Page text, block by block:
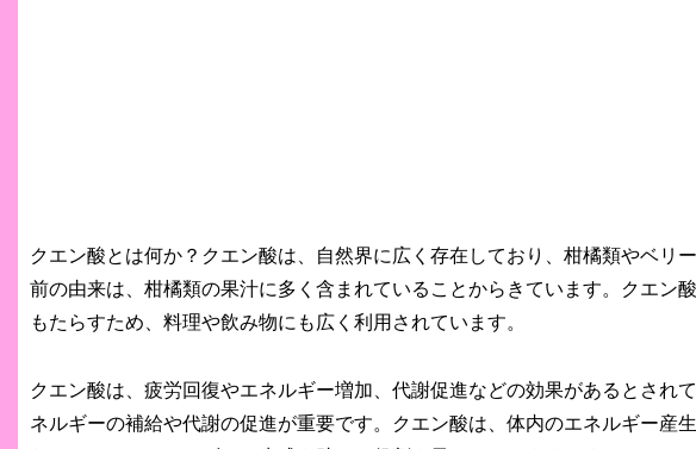
クエン酸とは何か？クエン酸は、自然界に広く存在しており、柑橘類やベリ
前の由来は、柑橘類の果汁に多く含まれていることからきています。クエン
もたらすため、料理や飲み物にも広く利用されています。
クエン酸は、疲労回復やエネルギー増加、代謝促進などの効果があるとされ
ネルギーの補給や代謝の促進が重要です。クエン酸は、体内のエネルギー産